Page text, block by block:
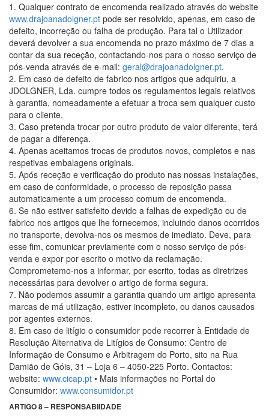
1. Qualquer contrato de encomenda realizado através do website
www.drajoanadolgner.pt pode ser resolvido, apenas, em caso de
defeito, incorreção ou falha de produção. Para tal o Utilizador
deverá devolver a sua encomenda no prazo máximo de 7 dias a
contar da sua receção, contactando-nos para o nosso serviço de
pós-venda através de e-mail: geral@drajoanadolgner.pt.
2. Em caso de defeito de fabrico nos artigos que adquiriu, a
JDOLGNER, Lda. cumpre todos os regulamentos legais relativos
à garantia, nomeadamente a efetuar a troca sem qualquer custo
para o cliente.
3. Caso pretenda trocar por outro produto de valor diferente, terá
de pagar a diferença.
4. Apenas aceitamos trocas de produtos novos, completos e nas
respetivas embalagens originais.
5. Após receção e verificação do produto nas nossas instalações,
em caso de conformidade, o processo de reposição passa
automaticamente a um processo comum de encomenda.
6. Se não estiver satisfeito devido a falhas de expedição ou de
fabrico nos artigos que lhe fornecemos, incluindo danos ocorridos
no transporte, devolva-nos os mesmos de imediato. Deve, para
esse fim, comunicar previamente com o nosso serviço de pós-
venda e expor por escrito o motivo da reclamação.
Comprometemo-nos a informar, por escrito, todas as diretrizes
necessárias para devolver o artigo de forma segura.
7. Não podemos assumir a garantia quando um artigo apresenta
marcas de má utilização, estiver incompleto, ou danos causados
por agentes externos.
8. Em caso de litígio o consumidor pode recorrer à Entidade de
Resolução Alternativa de Litígios de Consumo: Centro de
Informação de Consumo e Arbitragem do Porto, sito na Rua
Damião de Góis, 31 – Loja 6 – 4050-225 Porto. Contactos:
website: www.cicap.pt • Mais informações no Portal do
Consumidor: www.consumidor.pt
ARTIGO 8 – RESPONSABIIDADE